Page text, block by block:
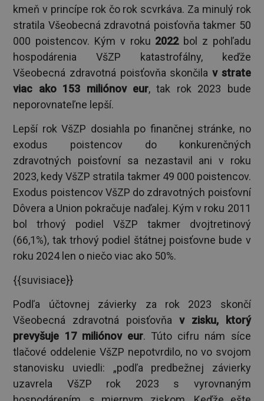
kmeň v princípe rok čo rok scvrkáva. Za minulý rok
stratila Všeobecná zdravotná poisťovňa takmer 50
000 poistencov. Kým v roku 2022 bol z pohľadu
hospodárenia VšZP katastrofálny, keďže
Všeobecná zdravotná poisťovňa skončila v strate
viac ako 153 miliónov eur, tak rok 2023 bude
neporovnateľne lepší.
Lepší rok VšZP dosiahla po finančnej stránke, no
exodus poistencov do konkurenčných
zdravotných poisťovní sa nezastavil ani v roku
2023, kedy VšZP stratila takmer 49 000 poistencov.
Exodus poistencov VšZP do zdravotných poisťovní
Dôvera a Union pokračuje naďalej. Kým v roku 2011
bol trhový podiel VšZP takmer dvojtretinový
(66,1%), tak trhový podiel štátnej poisťovne bude v
roku 2024 len o niečo viac ako 50%.
{{suvisiace}}
Podľa účtovnej závierky za rok 2023 skončí
Všeobecná zdravotná poisťovňa v zisku, ktorý
prevyšuje 17 miliónov eur. Túto cifru nám síce
tlačové oddelenie VšZP nepotvrdilo, no vo svojom
stanovisku uviedli: „podľa predbežnej závierky
uzavrela VšZP rok 2023 s vyrovnaným